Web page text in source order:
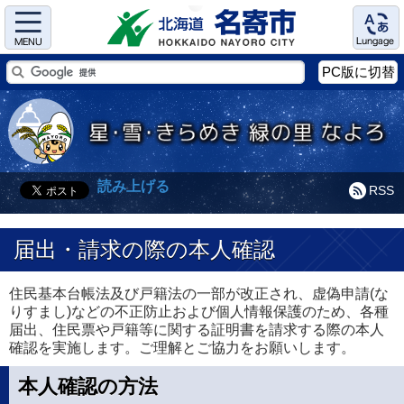
Menu Language
PC版に切替
RSS
読み上げる
届出・請求の際の本人確認
住民基本台帳法及び戸籍法の一部が改正され、虚偽申請(な
りすまし)などの不正防止および個人情報保護のため、各種
届出、住民票や戸籍等に関する証明書を請求する際の本人
確認を実施します。ご理解とご協力をお願いします。
本人確認の方法